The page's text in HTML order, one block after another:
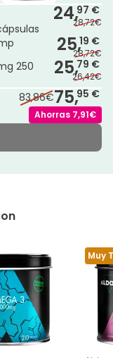
24,97 €
28,72€
25,19 €
28,72€
250
25,79 €
26,42€
83,86€75,95 €
Ahorras 7,91€
Muy